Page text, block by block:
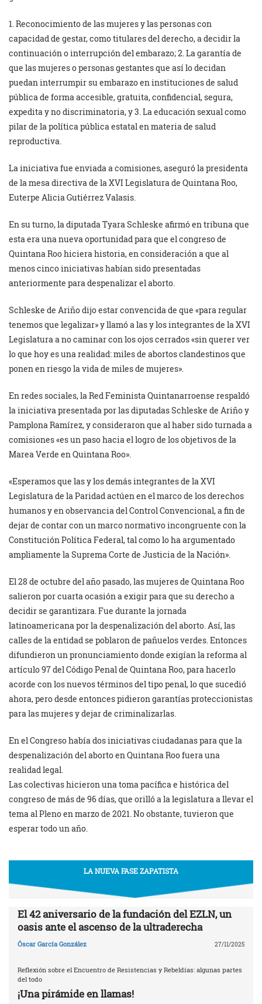
1. Reconocimiento de las mujeres y las personas con
capacidad de gestar, como titulares del derecho, a decidir la
continuación o interrupción del embarazo; 2. La garantía de
que las mujeres o personas gestantes que así lo decidan
puedan interrumpir su embarazo en instituciones de salud
pública de forma accesible, gratuita, confidencial, segura,
expedita y no discriminatoria, y 3. La educación sexual como
pilar de la política pública estatal en materia de salud
reproductiva.
La iniciativa fue enviada a comisiones, aseguró la presidenta
de la mesa directiva de la XVI Legislatura de Quintana Roo,
Euterpe Alicia Gutiérrez Valasis.
En su turno, la diputada Tyara Schleske afirmó en tribuna que
esta era una nueva oportunidad para que el congreso de
Quintana Roo hiciera historia, en consideración a que al
menos cinco iniciativas habían sido presentadas
anteriormente para despenalizar el aborto.
Schleske de Ariño dijo estar convencida de que «para regular
tenemos que legalizar» y llamó a las y los integrantes de la XVI
Legislatura a no caminar con los ojos cerrados «sin querer ver
lo que hoy es una realidad: miles de abortos clandestinos que
ponen en riesgo la vida de miles de mujeres».
En redes sociales, la Red Feminista Quintanarroense respaldó
la iniciativa presentada por las diputadas Schleske de Ariño y
Pamplona Ramírez, y consideraron que al haber sido turnada a
comisiones «es un paso hacia el logro de los objetivos de la
Marea Verde en Quintana Roo».
«Esperamos que las y los demás integrantes de la XVI
Legislatura de la Paridad actúen en el marco de los derechos
humanos y en observancia del Control Convencional, a fin de
dejar de contar con un marco normativo incongruente con la
Constitución Política Federal, tal como lo ha argumentado
ampliamente la Suprema Corte de Justicia de la Nación».
El 28 de octubre del año pasado, las mujeres de Quintana Roo
salieron por cuarta ocasión a exigir para que su derecho a
decidir se garantizara. Fue durante la jornada
latinoamericana por la despenalización del aborto. Así, las
calles de la entidad se poblaron de pañuelos verdes. Entonces
difundieron un pronunciamiento donde exigían la reforma al
artículo 97 del Código Penal de Quintana Roo, para hacerlo
acorde con los nuevos términos del tipo penal, lo que sucedió
ahora, pero desde entonces pidieron garantías proteccionistas
para las mujeres y dejar de criminalizarlas.
En el Congreso había dos iniciativas ciudadanas para que la
despenalización del aborto en Quintana Roo fuera una
realidad legal.
Las colectivas hicieron una toma pacífica e histórica del
congreso de más de 96 días, que orilló a la legislatura a llevar el
tema al Pleno en marzo de 2021. No obstante, tuvieron que
esperar todo un año.
LA NUEVA FASE ZAPATISTA
El 42 aniversario de la fundación del EZLN, un
oasis ante el ascenso de la ultraderecha
Óscar García González 27/11/2025
Reflexión sobre el Encuentro de Resistencias y Rebeldías: algunas partes
del todo
¡Una pirámide en llamas!